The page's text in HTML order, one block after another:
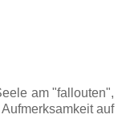
am "fallouten",
auf